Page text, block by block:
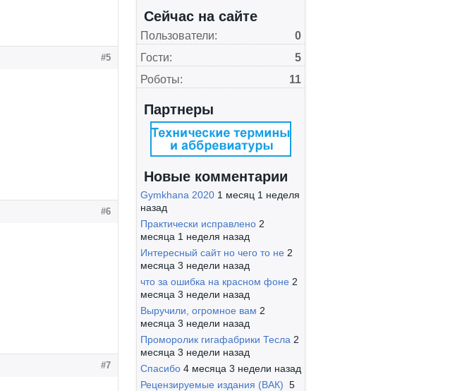
#5
#6
#7
Сейчас на сайте
Пользователи:
0
Гости:
5
Роботы:
11
Партнеры
Новые комментарии
Gymkhana 2020 1 месяц 1 неделя
назад
Практически исправлено 2
месяца 1 неделя назад
Интересный сайт но чего то не 2
месяца 3 недели назад
что за ошибка на красном фоне 2
месяца 3 недели назад
Выручили, огромное вам 2
месяца 3 недели назад
Проморолик гигафабрики Тесла 2
месяца 3 недели назад
Спасибо 4 месяца 3 недели назад
Рецензируемые издания (ВАК) 5